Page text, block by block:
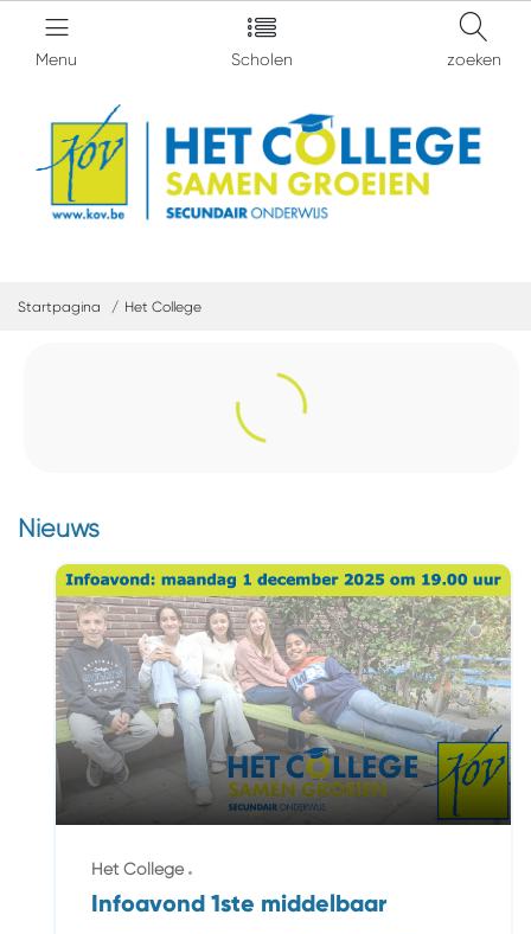
Menu Scholen zoeken
Startpagina Het College
Nieuws
Het College
Infoavond 1ste middelbaar